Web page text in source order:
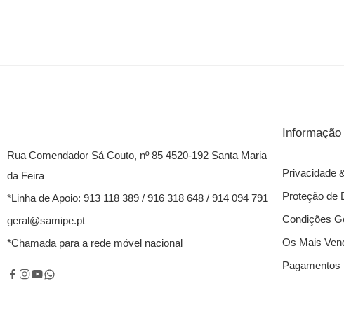
Rua Comendador Sá Couto, nº 85 4520-192 Santa Maria
da Feira
*Linha de Apoio: 913 118 389 / 916 318 648 / 914 094 791
geral@samipe.pt
*Chamada para a rede móvel nacional
Informação
Privacidade
Proteção de
Condições
Os Mais
Pagamentos